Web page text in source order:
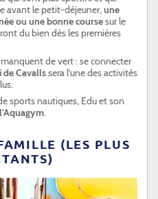
avant le petit-déjeuner,une
ou une bonne coursesur le
du bien dès les premières
de vert : se connecter
de Cavallssera l’une des activités
sports nautiques, Edu et son
l'Aquagym.
(LES PLUS